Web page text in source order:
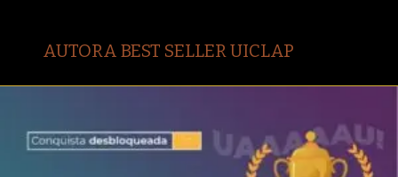
AUTORA BEST SELLER UICLAP